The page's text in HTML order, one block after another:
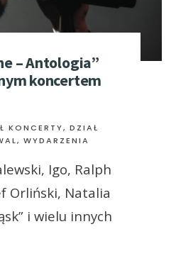
– Antologia”
koncertem
KONCERTY, DZIAŁ
WYDARZENIA
Igo, Ralph
Orliński, Natalia
i wielu innych